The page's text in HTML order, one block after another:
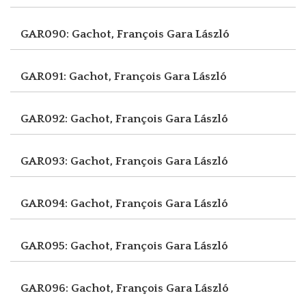
GAR090: Gachot, François Gara László
GAR091: Gachot, François Gara László
GAR092: Gachot, François Gara László
GAR093: Gachot, François Gara László
GAR094: Gachot, François Gara László
GAR095: Gachot, François Gara László
GAR096: Gachot, François Gara László